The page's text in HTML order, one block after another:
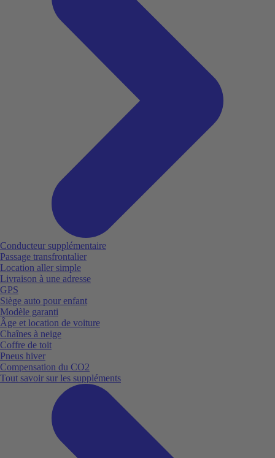
Conducteur supplémentaire
Passage transfrontalier
Location aller simple
Livraison à une adresse
GPS
Siège auto pour enfant
Modèle garanti
Âge et location de voiture
Chaînes à neige
Coffre de toit
Pneus hiver
Compensation du CO2
Tout savoir sur les suppléments